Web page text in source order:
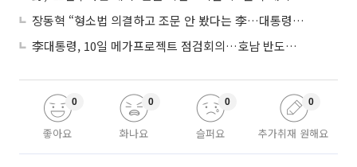
장동혁 “형소법 의결하고 조문 안 봤다는 李…대통령 맞나”
李대통령, 10일 메가프로젝트 점검회의…호남 반도체 속도전
좋아요
0
화나요
0
슬퍼요
0
추가취재 원해요
0